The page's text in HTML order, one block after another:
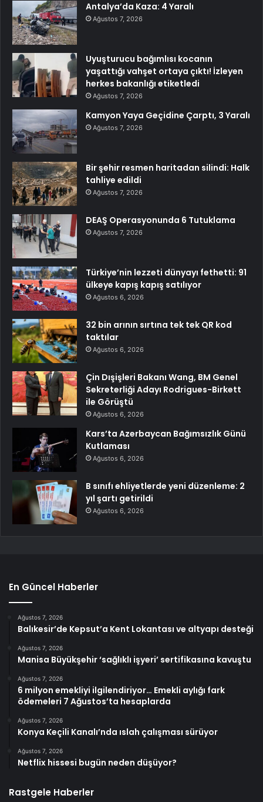
Antalya’da Kaza: 4 Yaralı
Ağustos 7, 2026
Uyuşturucu bağımlısı kocanın
yaşattığı vahşet ortaya çıktı! İzleyen
herkes bakanlığı etiketledi
Ağustos 7, 2026
Kamyon Yaya Geçidine Çarptı, 3 Yaralı
Ağustos 7, 2026
Bir şehir resmen haritadan silindi: Halk
tahliye edildi
Ağustos 7, 2026
DEAŞ Operasyonunda 6 Tutuklama
Ağustos 7, 2026
Türkiye’nin lezzeti dünyayı fethetti: 91
ülkeye kapış kapış satılıyor
Ağustos 6, 2026
32 bin arının sırtına tek tek QR kod
taktılar
Ağustos 6, 2026
Çin Dışişleri Bakanı Wang, BM Genel
Sekreterliği Adayı Rodrigues-Birkett
ile Görüştü
Ağustos 6, 2026
Kars’ta Azerbaycan Bağımsızlık Günü
Kutlaması
Ağustos 6, 2026
B sınıfı ehliyetlerde yeni düzenleme: 2
yıl şartı getirildi
Ağustos 6, 2026
En Güncel Haberler
Ağustos 7, 2026
Balıkesir’de Kepsut’a Kent Lokantası ve altyapı desteği
Ağustos 7, 2026
Manisa Büyükşehir ‘sağlıklı işyeri’ sertifikasına kavuştu
Ağustos 7, 2026
6 milyon emekliyi ilgilendiriyor… Emekli aylığı fark
ödemeleri 7 Ağustos’ta hesaplarda
Ağustos 7, 2026
Konya Keçili Kanalı’nda ıslah çalışması sürüyor
Ağustos 7, 2026
Netflix hissesi bugün neden düşüyor?
Rastgele Haberler